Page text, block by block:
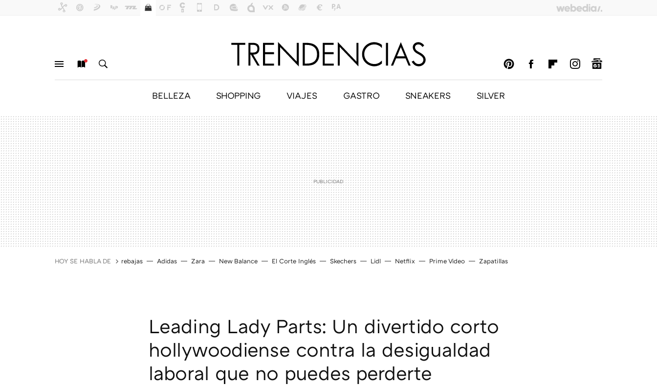
BELLEZA SHOPPING VIAJES GASTRO SNEAKERS SILVER
HOY SE HABLA DE rebajas Adidas Zara New Balance El Corte Inglés Skechers Lidl Netflix Prime Video Zapatillas
Leading Lady Parts: Un divertido corto
hollywoodiense contra la desigualdad
laboral que no puedes perderte